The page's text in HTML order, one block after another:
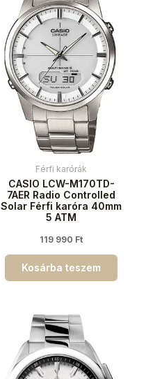
Férfi karórák
CASIO LCW-M170TD-
7AER Radio Controlled
Solar Férfi karóra 40mm
5 ATM
119 990 Ft
Kosárba teszem